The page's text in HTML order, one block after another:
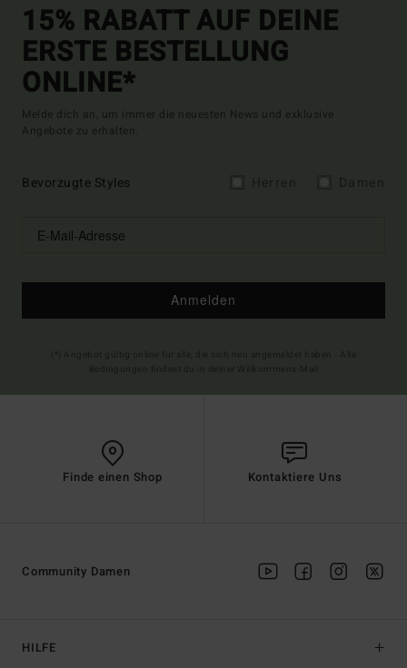
15% RABATT AUF DEINE
ERSTE BESTELLUNG
ONLINE*
Melde dich an, um immer die neuesten News und exklusive
Angebote zu erhalten.
Bevorzugte Styles
Anmelden
Finde einen Shop Kontaktiere Uns
HILFE
Community Damen